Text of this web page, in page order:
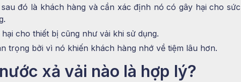
đó là khách hàng và cần xác định nó có gây hại cho sức
cho thiết bị cũng như vải khi sử dụng.
trọng bởi vì nó khiến khách hàng nhớ về tiệm lâu hơn.
xả vải nào là hợp lý?